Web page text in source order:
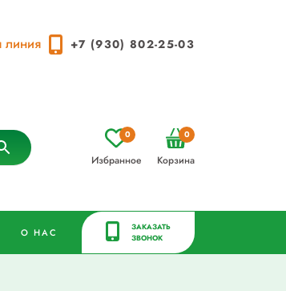
линия +7 (930) 802-25-03
Избранное
0
Корзина
0
О НАС
ЗАКАЗАТЬ
ЗВОНОК